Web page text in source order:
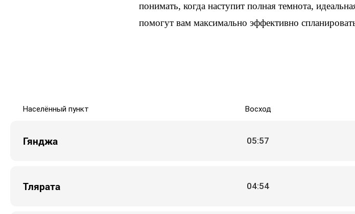
понимать, когда наступит полная темнота,
помогут вам максимально эффективно
Населённый пункт Восход
Гянджа 05:57
Тлярата 04:54